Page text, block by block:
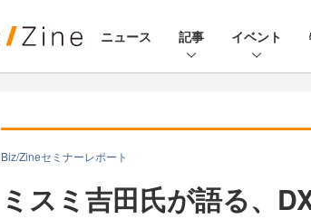
ニュース 記事 イベント
Biz/Zineセミナーレポート
ミスミ吉田氏が語る、